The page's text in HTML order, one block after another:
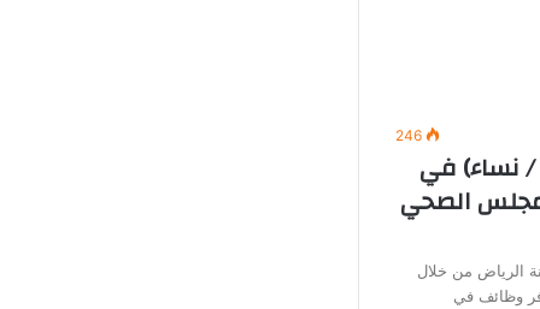
246
/ نساء) في
الصحي
الرياض من خلال
وظائف في